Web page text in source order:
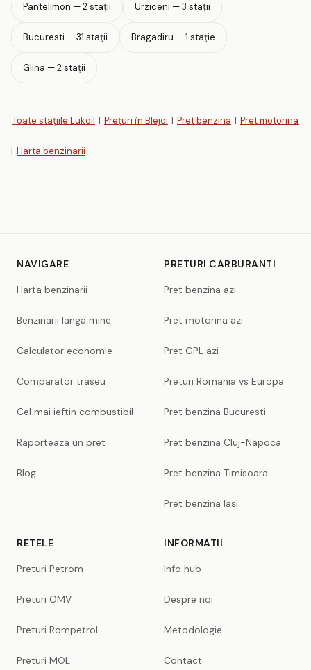
Pantelimon — 2 stații Urziceni — 3 stații
Bucuresti — 31 stații Bragadiru — 1 stație
Glina — 2 stații
Toate stațiile Lukoil | Prețuri în Blejoi | Pret benzina | Pret motorina
| Harta benzinarii
NAVIGARE
Harta benzinarii
Benzinarii langa mine
Calculator economie
Comparator traseu
Cel mai ieftin combustibil
Raporteaza un pret
Blog
PRETURI CARBURANTI
Pret benzina azi
Pret motorina azi
Pret GPL azi
Preturi Romania vs Europa
Pret benzina Bucuresti
Pret benzina Cluj-Napoca
Pret benzina Timisoara
Pret benzina Iasi
RETELE
Preturi Petrom
Preturi OMV
Preturi Rompetrol
Preturi MOL
INFORMATII
Info hub
Despre noi
Metodologie
Contact